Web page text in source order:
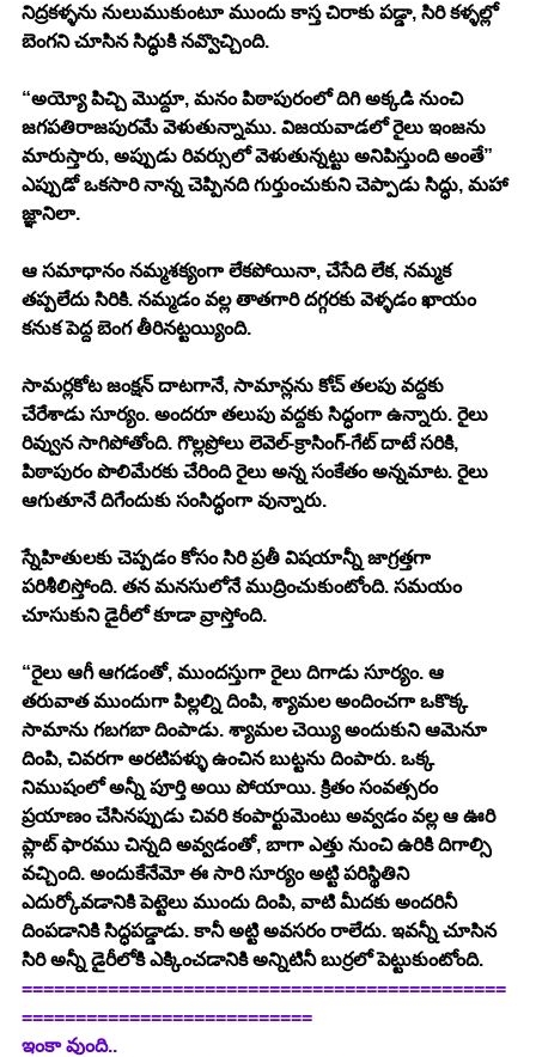
నిద్రకళ్ళను నులుముకుంటూ ముందు కాస్త చిరాకు పడ్డా, సిరి కళ్ళల్లో
బెంగని చూసిన సిద్ధుకి నవ్వొచ్చింది.
“అయ్యో పిచ్చి మొద్దూ, మనం పిఠాపురంలో దిగి అక్కడి నుంచి
జగపతిరాజపురమే వెళుతున్నాము. విజయవాడలో రైలు ఇంజను
మారుస్తారు, అప్పుడు రివర్సులో వెళుతున్నట్టు అనిపిస్తుంది అంతే”
ఎప్పుడో ఒకసారి నాన్న చెప్పినది గుర్తుంచుకుని చెప్పాడు సిద్ధు, మహా
జ్ఞానిలా.
ఆ సమాధానం నమ్మశక్యంగా లేకపోయినా, చేసేది లేక, నమ్మక
తప్పలేదు సిరికి. నమ్మడం వల్ల తాతగారి దగ్గరకు వెళ్ళడం ఖాయం
కనుక పెద్ద బెంగ తీరినట్టయ్యింది.
సామర్లకోట జంక్షన్ దాటగానే, సామాన్లను కోచ్ తలపు వద్దకు
చేరేశాడు సూర్యం. అందరూ తలుపు వద్దకు సిద్ధంగా ఉన్నారు. రైలు
రివ్వున సాగిపోతోంది. గొల్లప్రోలు లెవెల్-క్రాసింగ్-గేట్ దాటే సరికి,
పిఠాపురం పొలిమేరకు చేరింది రైలు అన్న సంకేతం అన్నమాట. రైలు
ఆగుతూనే దిగేందుకు సంసిద్ధంగా వున్నారు.
స్నేహితులకు చెప్పడం కోసం సిరి ప్రతీ విషయాన్నీ జాగ్రత్తగా
పరిశీలిస్తోంది. తన మనసులోనే ముద్రించుకుంటోంది. సమయం
చూసుకుని డైరీలో కూడా వ్రాస్తోంది.
“రైలు ఆగీ ఆగడంతో, ముందస్తుగా రైలు దిగాడు సూర్యం. ఆ
తరువాత ముందుగా పిల్లల్ని దింపి, శ్యామల అందించగా ఒకొక్క
సామాను గబగబా దింపాడు. శ్యామల చెయ్యి అందుకుని ఆమెనూ
దింపి, చివరగా అరటిపళ్ళు ఉంచిన బుట్టను దింపారు. ఒక్క
నిముషంలో అన్నీ పూర్తి అయి పోయాయి. క్రితం సంవత్సరం
ప్రయాణం చేసినప్పుడు చివరి కంపార్టుమెంటు అవ్వడం వల్ల ఆ ఊరి
ప్లాట్ ఫారము చిన్నది అవ్వడంతో, బాగా ఎత్తు నుంచి ఉరికి దిగాల్సి
వచ్చింది. అందుకేనేమో ఈ సారి సూర్యం అట్టి పరిస్థితిని
ఎదుర్కోవడానికి పెట్టెలు ముందు దింపి, వాటి మీదకు అందరినీ
దింపడానికి సిద్ధపడ్డాడు. కానీ అట్టి అవసరం రాలేదు. ఇవన్నీ చూసిన
సిరి అన్నీ డైరీలోకి ఎక్కించడానికి అన్నిటినీ బుర్రలో పెట్టుకుంటోంది.
=============================================
===========================
ఇంకా వుంది..